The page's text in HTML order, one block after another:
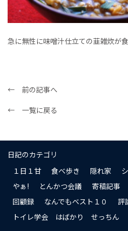
急に無性に味噌汁仕立ての韮雑炊が
← 前の記事へ
← 一覧に戻る
日記のカテゴリ
１日１甘
食べ歩き 隠れ家
やぁ!
とんかつ会議 寄稿記事
回顧録
なんでもベスト１０
評
トイレ学会 はばかり せっちん